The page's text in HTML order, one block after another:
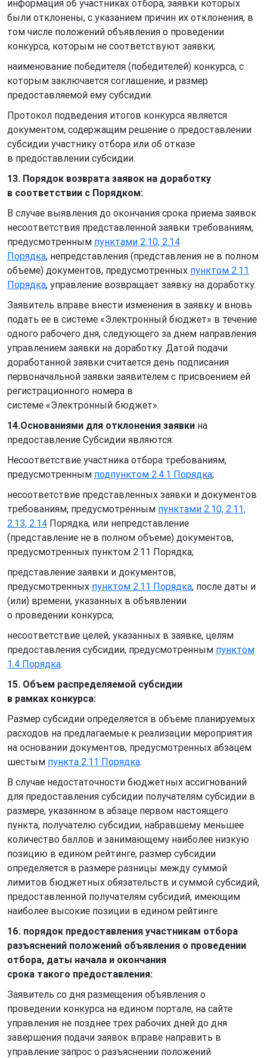
информация об участниках отбора, заявки которых
были отклонены, с указанием причин их отклонения, в
том числе положений объявления о проведении
конкурса, которым не соответствуют заявки;
наименование победителя (победителей) конкурса, с
которым заключается соглашение, и размер
предоставляемой ему субсидии.
Протокол подведения итогов конкурса является
документом, содержащим решение о предоставлении
субсидии участнику отбора или об отказе
в предоставлении субсидии.
13. Порядок возврата заявок на доработку
в соответствии с Порядком:
В случае выявления до окончания срока приема заявок
несоответствия представленной заявки требованиям,
предусмотренным пунктами 2.10, 2.14
Порядка, непредставления (представления не в полном
объеме) документов, предусмотренных пунктом 2.11
Порядка, управление возвращает заявку на доработку.
Заявитель вправе внести изменения в заявку и вновь
подать ее в системе «Электронный бюджет» в течение
одного рабочего дня, следующего за днем направления
управлением заявки на доработку. Датой подачи
доработанной заявки считается день подписания
первоначальной заявки заявителем с присвоением ей
регистрационного номера в
системе «Электронный бюджет».
14.Основаниями для отклонения заявки на
предоставление Субсидии являются:
Несоответствие участника отбора требованиям,
предусмотренным подпунктом 2.4.1 Порядка;
несоответствие представленных заявки и документов
требованиям, предусмотренным пунктами 2.10, 2.11,
2.13, 2.14 Порядка, или непредставление
(представление не в полном объеме) документов,
предусмотренных пунктом 2.11 Порядка;
представление заявки и документов,
предусмотренных пунктом 2.11 Порядка, после даты и
(или) времени, указанных в объявлении
о проведении конкурса;
несоответствие целей, указанных в заявке, целям
предоставления субсидии, предусмотренным пунктом
1.4 Порядка.
15. Объем распределяемой субсидии
в рамках конкурса:
Размер субсидии определяется в объеме планируемых
расходов на предлагаемые к реализации мероприятия
на основании документов, предусмотренных абзацем
шестым пункта 2.11 Порядка.
В случае недостаточности бюджетных ассигнований
для предоставления субсидии получателям субсидии в
размере, указанном в абзаце первом настоящего
пункта, получателю субсидии, набравшему меньшее
количество баллов и занимающему наиболее низкую
позицию в едином рейтинге, размер субсидии
определяется в размере разницы между суммой
лимитов бюджетных обязательств и суммой субсидий,
предоставленной получателям субсидий, имеющим
наиболее высокие позиции в едином рейтинге.
16. порядок предоставления участникам отбора
разъяснений положений объявления о проведении
отбора, даты начала и окончания
срока такого предоставления:
Заявитель со дня размещения объявления о
проведении конкурса на едином портале, на сайте
управления не позднее трех рабочих дней до дня
завершения подачи заявок вправе направить в
управление запрос о разъяснении положений